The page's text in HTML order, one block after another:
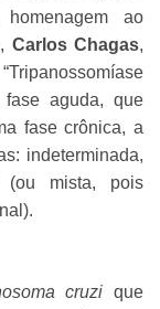
ao
Carlos Chagas,
fase aguda, que
fase crônica, a
indeterminada,
(ou mista, pois
cruzi que